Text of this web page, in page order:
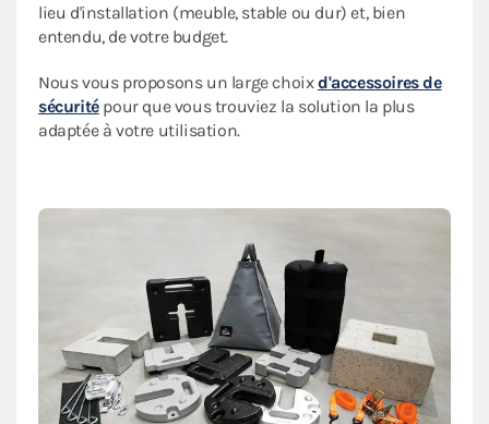
lieu d'installation (meuble, stable ou dur) et, bien
entendu, de votre budget.
Nous vous proposons un large choixd'accessoires de
sécuritépour que vous trouviez la solution la plus
adaptée à votre utilisation.